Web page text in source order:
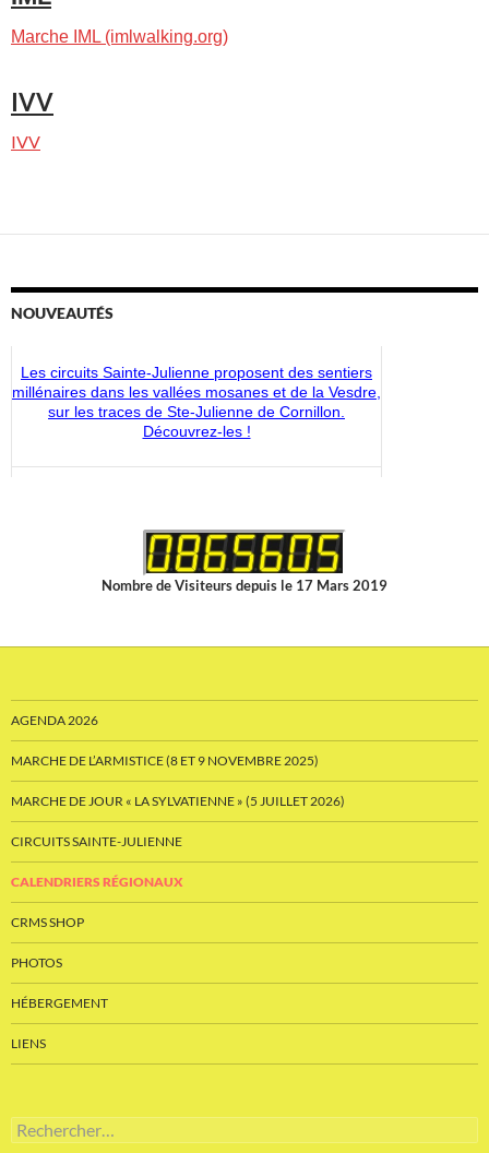
Marche IML (imlwalking.org)
IVV
IVV
NOUVEAUTÉS
sur les traces de Ste-Julienne de Cornillon.
Découvrez-les !
Nombre de Visiteurs depuis le 17 Mars 2019
AGENDA 2026
MARCHE DE L’ARMISTICE (8 ET 9 NOVEMBRE 2025)
MARCHE DE JOUR « LA SYLVATIENNE » (5 JUILLET 2026)
CIRCUITS SAINTE-JULIENNE
CALENDRIERS RÉGIONAUX
CRMS SHOP
PHOTOS
HÉBERGEMENT
LIENS
Rechercher :